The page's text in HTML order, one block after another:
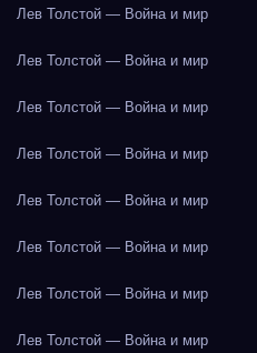
Лев Толстой — Война и мир
Лев Толстой — Война и мир
Лев Толстой — Война и мир
Лев Толстой — Война и мир
Лев Толстой — Война и мир
Лев Толстой — Война и мир
Лев Толстой — Война и мир
Лев Толстой — Война и мир